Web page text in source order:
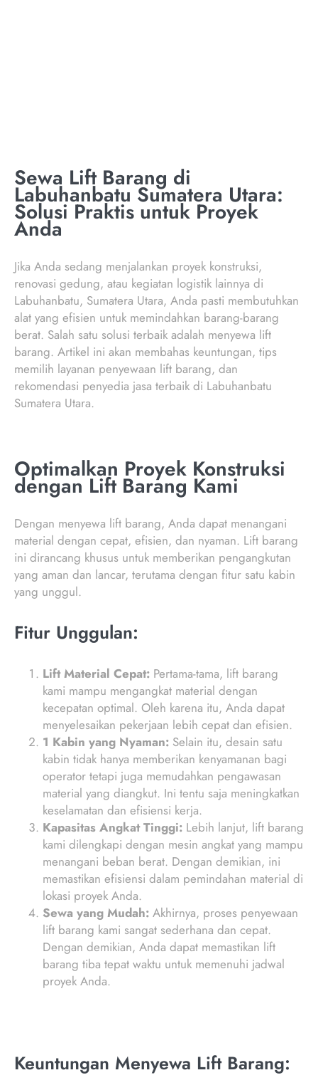
Sewa Lift Barang di
Labuhanbatu Sumatera Utara:
Solusi Praktis untuk Proyek
Anda
Jika Anda sedang menjalankan proyek konstruksi,
renovasi gedung, atau kegiatan logistik lainnya di
Labuhanbatu, Sumatera Utara, Anda pasti membutuhkan
alat yang efisien untuk memindahkan barang-barang
berat. Salah satu solusi terbaik adalah menyewa lift
barang. Artikel ini akan membahas keuntungan, tips
memilih layanan penyewaan lift barang, dan
rekomendasi penyedia jasa terbaik di Labuhanbatu
Sumatera Utara.
Optimalkan Proyek Konstruksi
dengan Lift Barang Kami
Dengan menyewa lift barang, Anda dapat menangani
material dengan cepat, efisien, dan nyaman. Lift barang
ini dirancang khusus untuk memberikan pengangkutan
yang aman dan lancar, terutama dengan fitur satu kabin
yang unggul.
Fitur Unggulan:
Lift Material Cepat: Pertama-tama, lift barang
kami mampu mengangkat material dengan
kecepatan optimal. Oleh karena itu, Anda dapat
menyelesaikan pekerjaan lebih cepat dan efisien.
1 Kabin yang Nyaman: Selain itu, desain satu
kabin tidak hanya memberikan kenyamanan bagi
operator tetapi juga memudahkan pengawasan
material yang diangkut. Ini tentu saja meningkatkan
keselamatan dan efisiensi kerja.
Kapasitas Angkat Tinggi: Lebih lanjut, lift barang
kami dilengkapi dengan mesin angkat yang mampu
menangani beban berat. Dengan demikian, ini
memastikan efisiensi dalam pemindahan material di
lokasi proyek Anda.
Sewa yang Mudah: Akhirnya, proses penyewaan
lift barang kami sangat sederhana dan cepat.
Dengan demikian, Anda dapat memastikan lift
barang tiba tepat waktu untuk memenuhi jadwal
proyek Anda.
Keuntungan Menyewa Lift Barang: